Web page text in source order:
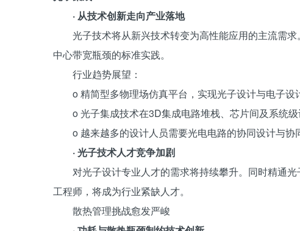
· 从技术创新走向产业落地
光子技术将从新兴技术转变为高性能应用的主流需
中心带宽瓶颈的标准实践。
行业趋势展望：
o 精简型多物理场仿真平台，实现光子设计与电子设
o 光子集成技术在3D集成电路堆栈、芯片间及系统
o 越来越多的设计人员需要光电电路的协同设计与协
· 光子技术人才竞争加剧
对光子设计专业人才的需求将持续攀升。同时精通
工程师，将成为行业紧缺人才。
散热管理挑战愈发严峻